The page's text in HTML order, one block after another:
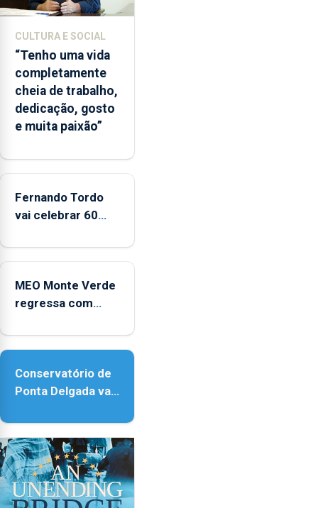
da
época
balnear
CULTURA E SOCIAL
“Tenho uma vida
completamente
cheia de trabalho,
dedicação, gosto
e muita paixão”
Fernando Tordo
vai celebrar 60
no Coliseu
MEO Monte Verde
regressa com
acessibilidade
Conservatório de
Ponta Delgada vai
instrumentos